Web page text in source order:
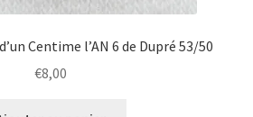
Centime l’AN 6 de Dupré 53/50
€8,00